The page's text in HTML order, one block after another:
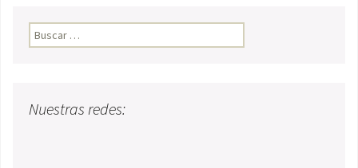
Buscar:
Nuestras redes: